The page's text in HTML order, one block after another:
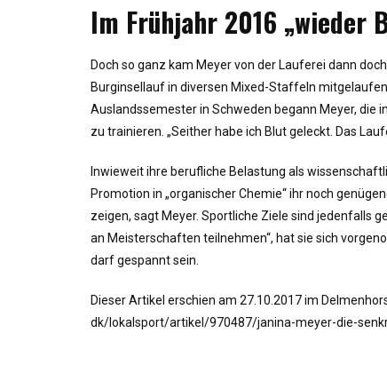
Im Frühjahr 2016 „wieder
Doch so ganz kam Meyer von der Lauferei dann
Burginsellauf in diversen Mixed-Staffeln
Auslandssemester in Schweden begann Meyer, die
zu trainieren. „Seither habe ich Blut geleckt. Das
Inwieweit ihre berufliche Belastung als
Promotion in „organischer Chemie“ ihr noch
zeigen, sagt Meyer. Sportliche Ziele sind jedenfalls
an Meisterschaften teilnehmen“, hat sie sich
darf gespannt sein.
Dieser Artikel erschien am 27.10.2017 im
dk/lokalsport/artikel/970487/janina-meyer-die-